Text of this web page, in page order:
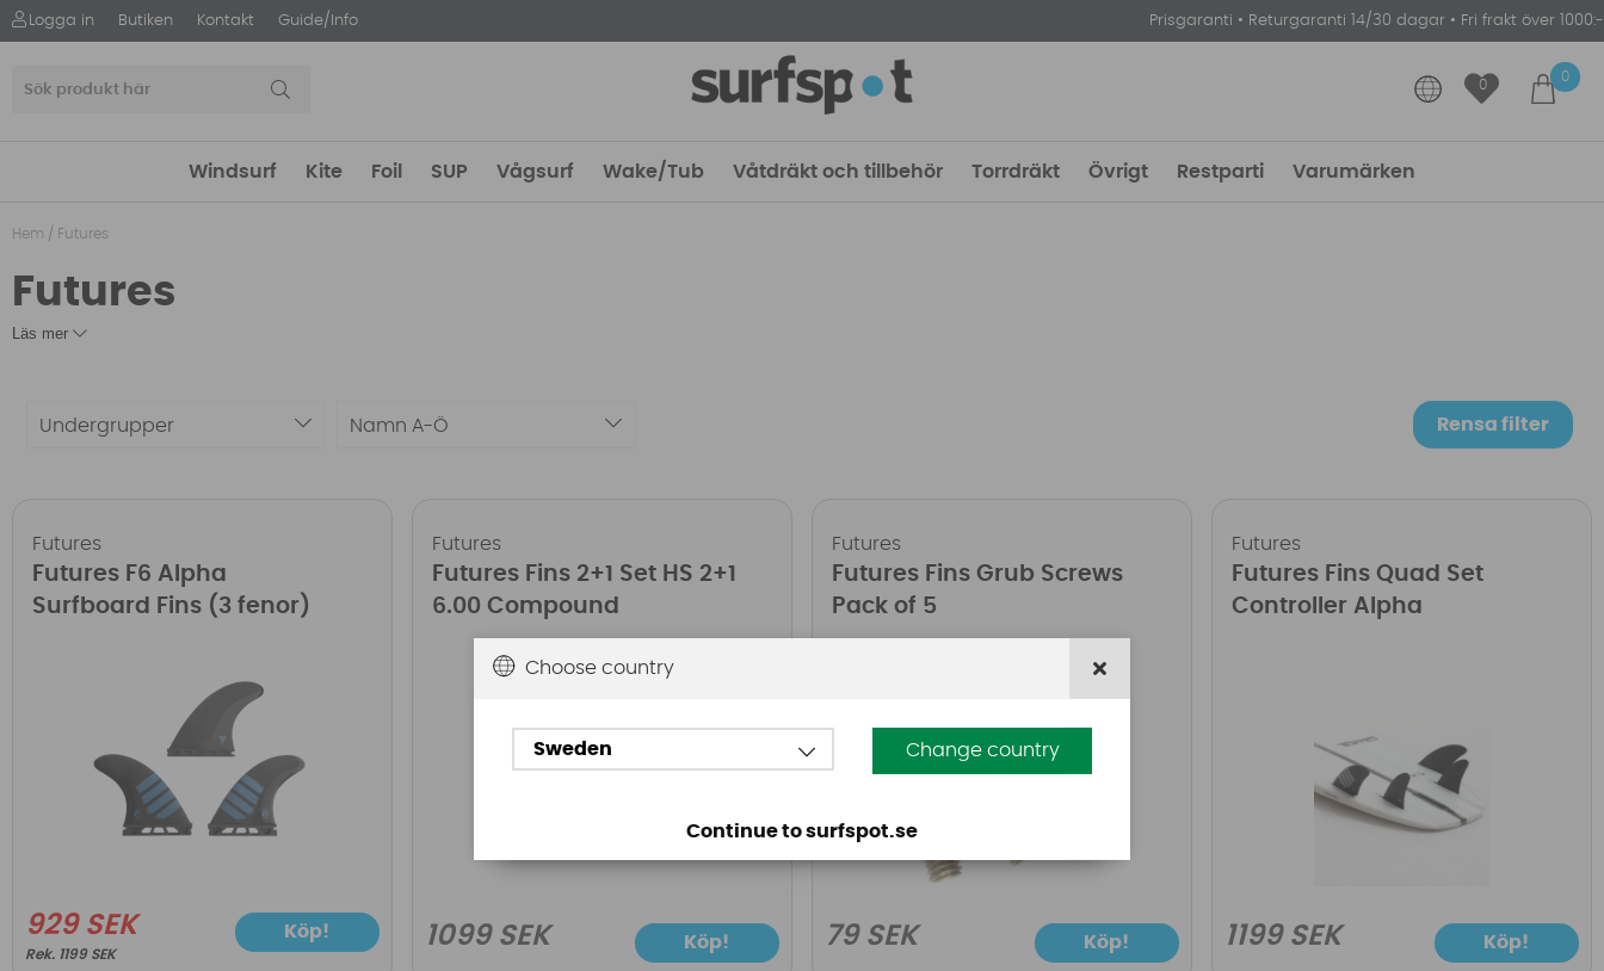
Logga in Butiken Kontakt Guide/Info Prisgaranti • Returgaranti 14/30 dagar • Fri frakt över 1000:-
0
0
Windsurf Kite Foil SUP Vågsurf Wake/Tub Våtdräkt och tillbehör Torrdräkt Övrigt Restparti Varumärken
Hem / Futures
Futures
Läs mer
Namn A-Ö
Undergrupper Rensa filter
Futures
Futures F6 Alpha
Surfboard Fins (3 fenor)
929 SEK
1199 SEK
Köp!
Futures
Futures Fins 2+1 Set HS 2+1
6.00 Compound
1099 SEK Köp!
Futures
Futures Fins Grub Screws
Pack of 5
79 SEK Köp!
Futures
Futures Fins Quad Set
Controller Alpha
1199 SEK Köp!
Choose country
Sweden Change country
Continue to surfspot.se